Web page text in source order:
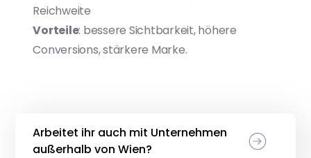
Reichweite
Vorteile: bessere Sichtbarkeit, höhere
Conversions, stärkere Marke.
Arbeitet ihr auch mit Unternehmen
außerhalb von Wien?